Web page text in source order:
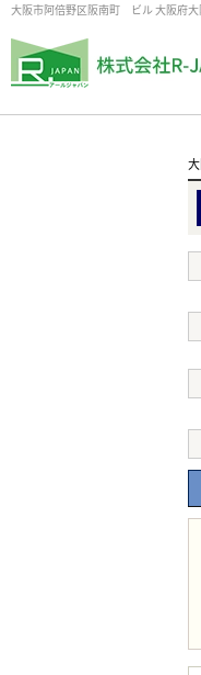
大阪市阿倍野区阪南町 ビル 大阪府